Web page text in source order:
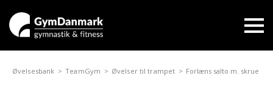
Øvelsesbank TeamGym Øvelser til trampet Forlæns salto m. skrue